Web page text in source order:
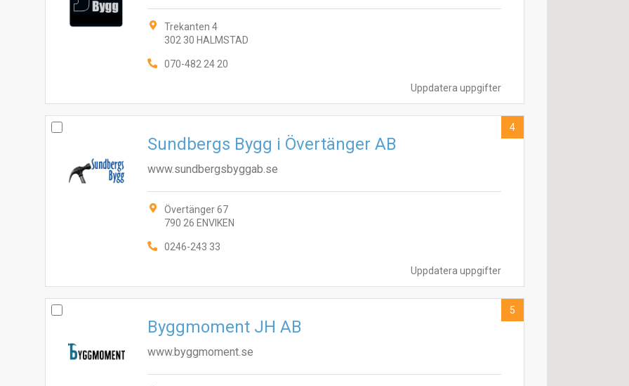
Uppdatera uppgifter
Trekanten 4
302 30 HALMSTAD
070-482 24 20
Uppdatera uppgifter
Sundbergs Bygg i Övertänger AB
www.sundbergsbyggab.se
Övertänger 67
790 26 ENVIKEN
0246-243 33
4
Byggmoment JH AB
www.byggmoment.se
5